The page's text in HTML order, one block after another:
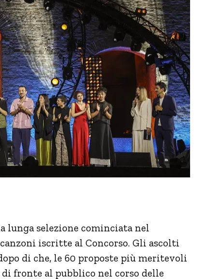
lunga selezione cominciata nel
iscritte al Concorso. Gli ascolti
di che, le 60 proposte più meritevoli
fronte al pubblico nel corso delle